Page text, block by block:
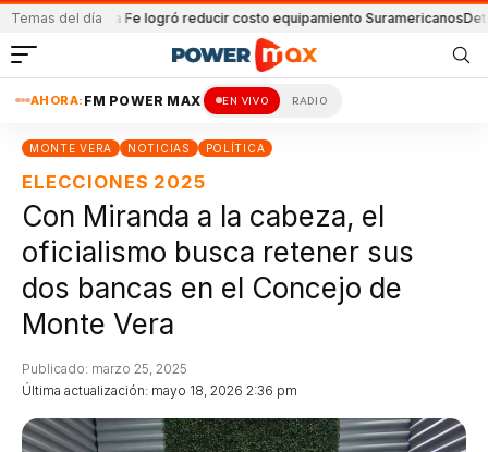
Temas del día
Santa Fe logró reducir costo equipamiento SuramericanosDetenido
AHORA: FM POWER MAX EN VIVO RADIO
MONTE VERA NOTICIAS POLÍTICA
ELECCIONES 2025
Con Miranda a la cabeza, el
oficialismo busca retener sus
dos bancas en el Concejo de
Monte Vera
Última actualización: mayo 18, 2026 2:36 pm
Publicado: marzo 25, 2025